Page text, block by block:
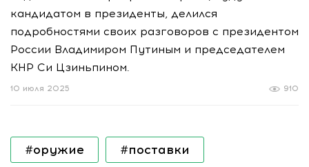
кандидатом в президенты, делился
подробностями своих разговоров с президентом
России Владимиром Путиным и председателем
КНР Си Цзиньпином.
910
10 июля 2025
#оружие #поставки